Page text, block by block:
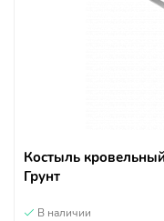
Костыль
Грунт
В наличии